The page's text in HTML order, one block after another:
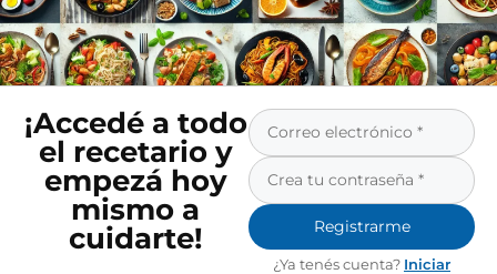
¡Accedé a todo
el recetario y
empezá hoy
mismo a
cuidarte!
Registrarme
¿Ya tenés cuenta? Iniciar